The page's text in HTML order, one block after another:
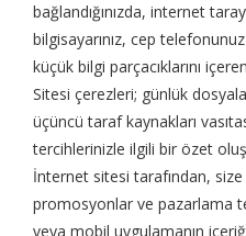
bağlandığınızda, internet
bilgisayarınız, cep
küçük bilgi parçacıklarını
Sitesi çerezleri; günlük
üçüncü taraf kaynakları
tercihlerinizle ilgili bir özet
İnternet sitesi tarafından,
promosyonlar ve pazarlama
veya mobil uygulamanın